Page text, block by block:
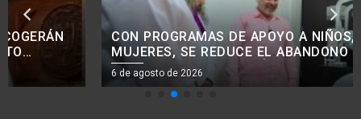
CON PROGRAMAS DE APOYO A NIÑOS, NIÑAS Y
MUJERES, SE REDUCE EL ABANDONO DE
TRATAMIENTOS ONCOLÓGICOS: BEDOLLA.<BR>